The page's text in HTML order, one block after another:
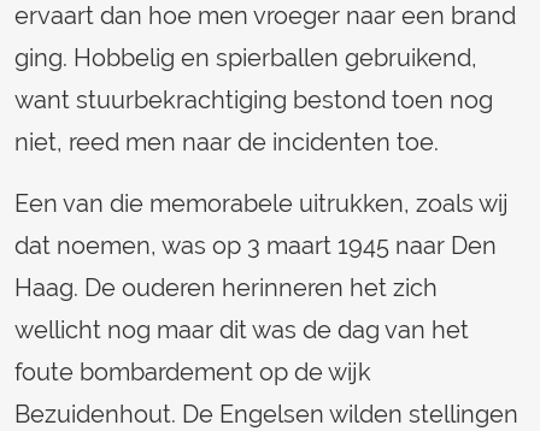
ervaart dan hoe men vroeger naar een brand
ging. Hobbelig en spierballen gebruikend,
want stuurbekrachtiging bestond toen nog
niet, reed men naar de incidenten toe.
Een van die memorabele uitrukken, zoals wij
dat noemen, was op 3 maart 1945 naar Den
Haag. De ouderen herinneren het zich
wellicht nog maar dit was de dag van het
foute bombardement op de wijk
Bezuidenhout. De Engelsen wilden stellingen